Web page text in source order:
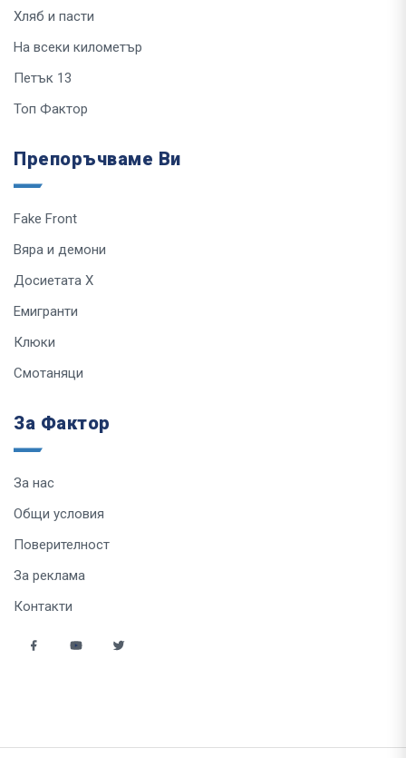
Хляб и пасти
На всеки километър
Петък 13
Топ Фактор
Препоръчваме Ви
Fake Front
Вяра и демони
Досиетата Х
Емигранти
Клюки
Смотаняци
За Фактор
За нас
Общи условия
Поверителност
За реклама
Контакти